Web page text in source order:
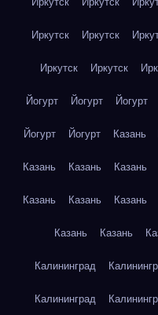
Иркутск Иркутск
Иркутск Иркутск
Йогурт Йогурт Йогурт
Йогурт Йогурт Казань
Казань Казань Казань
Казань Казань Казань
Казань Казань
Калининград
Калининград